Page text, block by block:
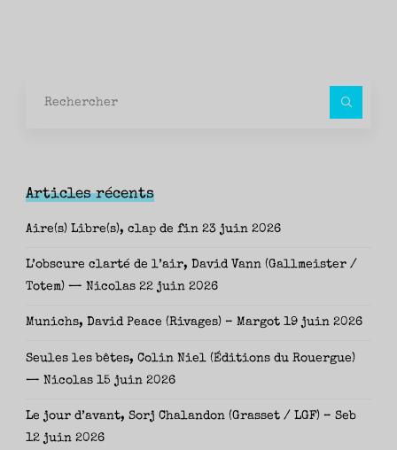
Articles récents
Aire(s) Libre(s), clap de fin 23 juin 2026
L’obscure clarté de l’air, David Vann (Gallmeister /
Totem) — Nicolas 22 juin 2026
Munichs, David Peace (Rivages) – Margot 19 juin 2026
Seules les bêtes, Colin Niel (Éditions du Rouergue)
— Nicolas 15 juin 2026
Le jour d’avant, Sorj Chalandon (Grasset / LGF) – Seb
12 juin 2026